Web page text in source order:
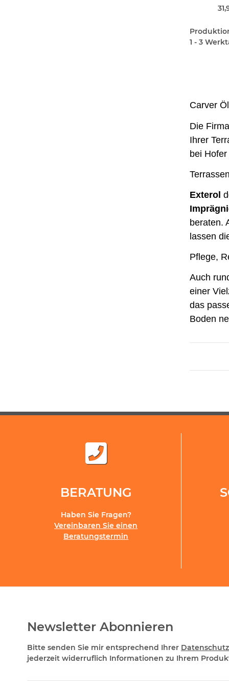
1 - 3
Carver
Die Firma
Ihrer
bei
Exterol
beraten.
lassen
Pflege,
Auch
einer
das
Boden
BERATUNG
Haben Sie Fragen?
Vereinbaren Sie einen
Beratungstermin
Newsletter Abonnieren
Bitte senden Sie mir entsprechend Ihrer
jederzeit widerruflich Informationen zu Ihrem